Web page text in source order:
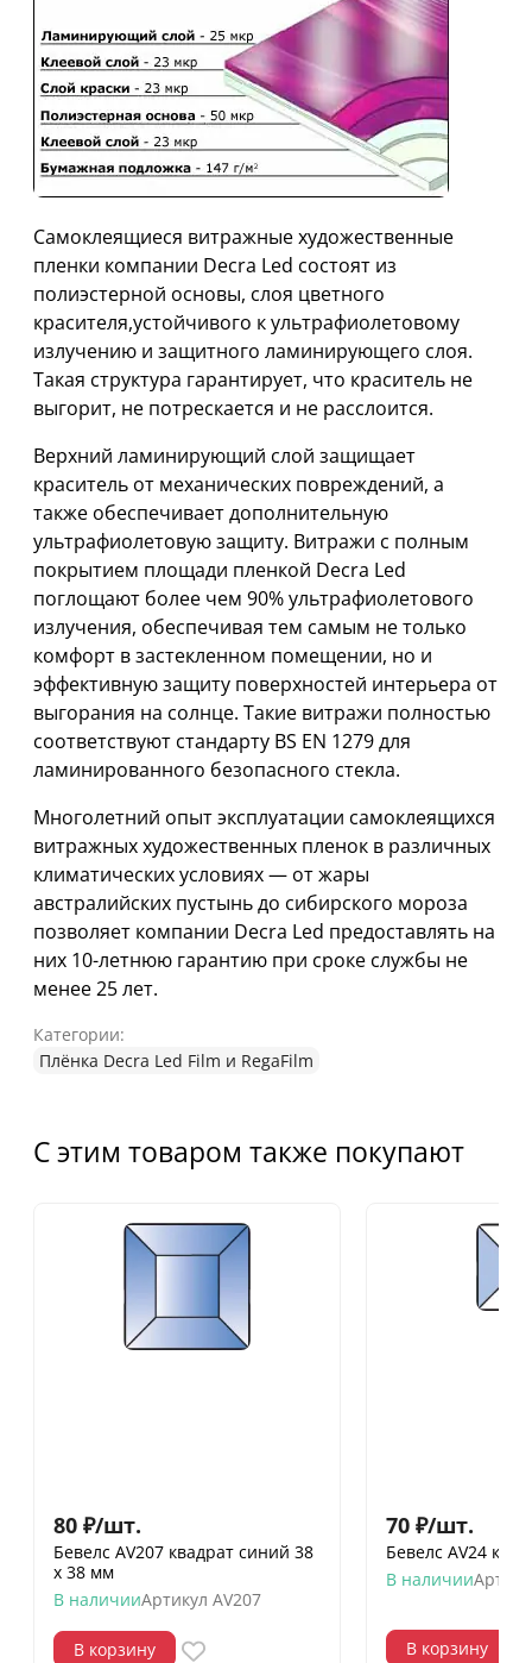
Самоклеящиеся витражные художественные
пленки компании Decra Led состоят из
полиэстерной основы, слоя цветного
красителя,устойчивого к ультрафиолетовому
излучению и защитного ламинирующего слоя.
Такая структура гарантирует, что краситель не
выгорит, не потрескается и не расслоится.
Верхний ламинирующий слой защищает
краситель от механических повреждений, а
также обеспечивает дополнительную
ультрафиолетовую защиту. Витражи с полным
покрытием площади пленкой Decra Led
поглощают более чем 90% ультрафиолетового
излучения, обеспечивая тем самым не только
комфорт в застекленном помещении, но и
эффективную защиту поверхностей интерьера от
выгорания на солнце. Такие витражи полностью
соответствуют стандарту BS EN 1279 для
ламинированного безопасного стекла.
Многолетний опыт эксплуатации самоклеящихся
витражных художественных пленок в различных
климатических условиях — от жары
австралийских пустынь до сибирского мороза
позволяет компании Decra Led предоставлять на
них 10-летнюю гарантию при сроке службы не
менее 25 лет.
Категории:
Плёнка Decra Led Film и RegaFilm
С этим товаром также покупают
80 ₽/шт.
Бевелс AV207 квадрат синий 38
х 38 мм
В наличииАртикул AV207
В корзину
70 ₽/шт.
Бевелс AV24
В наличии
В корзину